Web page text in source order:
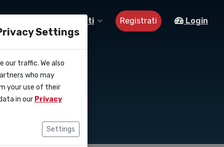
Contatti Registrati Login
Settings
our traffic. We also
who may
your use of their
in our Privacy
Settings